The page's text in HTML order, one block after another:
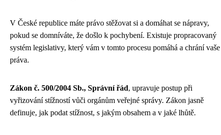
V České republice máte právo stěžovat si a domáhat se nápravy,
pokud se domníváte, že došlo k pochybení. Existuje propracovaný
systém legislativy, který vám v tomto procesu pomáhá a chrání vaše
práva.
Zákon č. 500/2004 Sb., Správní řád, upravuje postup při
vyřizování stížností vůči orgánům veřejné správy. Zákon jasně
definuje, jak podat stížnost, s jakým obsahem a v jaké lhůtě.